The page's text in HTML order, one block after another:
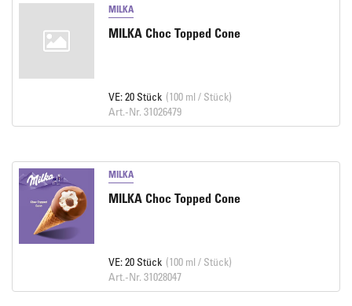
MILKA
MILKA Choc Topped Cone
VE: 20 Stück (100 ml / Stück)
Art.-Nr. 31026479
MILKA
MILKA Choc Topped Cone
VE: 20 Stück (100 ml / Stück)
Art.-Nr. 31028047